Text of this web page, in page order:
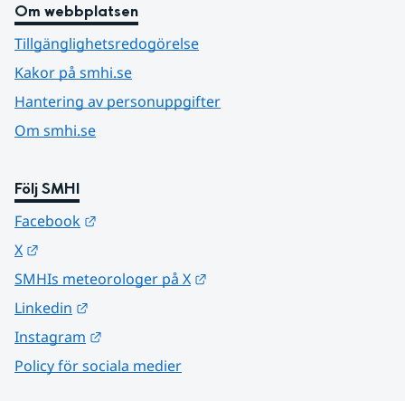
Om webbplatsen
Tillgänglighetsredogörelse
Kakor på smhi.se
Hantering av personuppgifter
Om smhi.se
Följ SMHI
Facebook
X
SMHIs meteorologer på X
Linkedin
Instagram
Policy för sociala medier